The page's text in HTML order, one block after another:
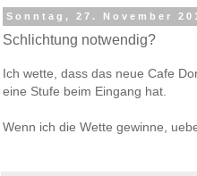
Sonntag, 27. November
Schlichtung notwendig?
Ich wette, dass das neue Cafe
eine Stufe beim Eingang hat.
Wenn ich die Wette gewinne,